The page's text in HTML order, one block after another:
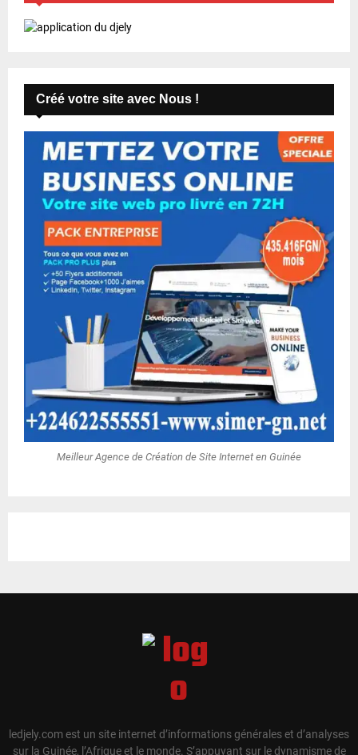
Créé votre site avec Nous !
Meilleur Agence de Création de Site Internet en Guinée
ledjely.com est un site internet d’informations générales et d’analyses
sur la Guinée, l’Afrique et le monde. S’appuyant sur le dynamisme de